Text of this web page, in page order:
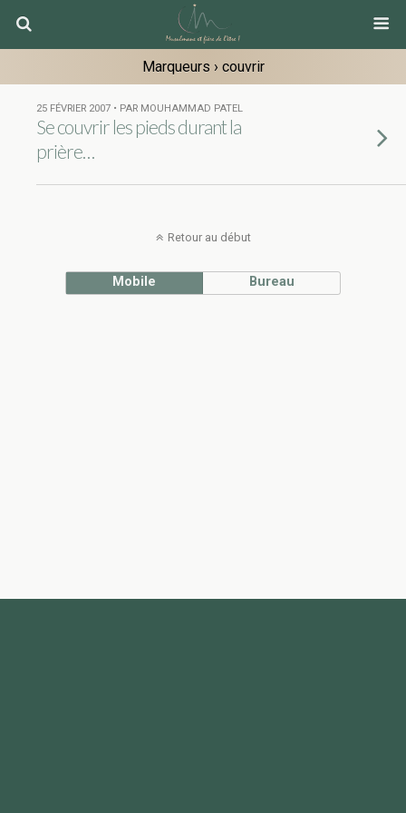
Marqueurs › couvrir
25 FÉVRIER 2007 • PAR MOUHAMMAD PATEL
Se couvrir les pieds durant la
prière…
Retour au début
Mobile Bureau